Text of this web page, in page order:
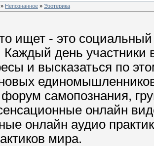
» Непознанное » Эзотерика
ищет - это
Каждый день участники
и высказаться по
форум самопознания,
онлайн
онлайн аудио
мира.